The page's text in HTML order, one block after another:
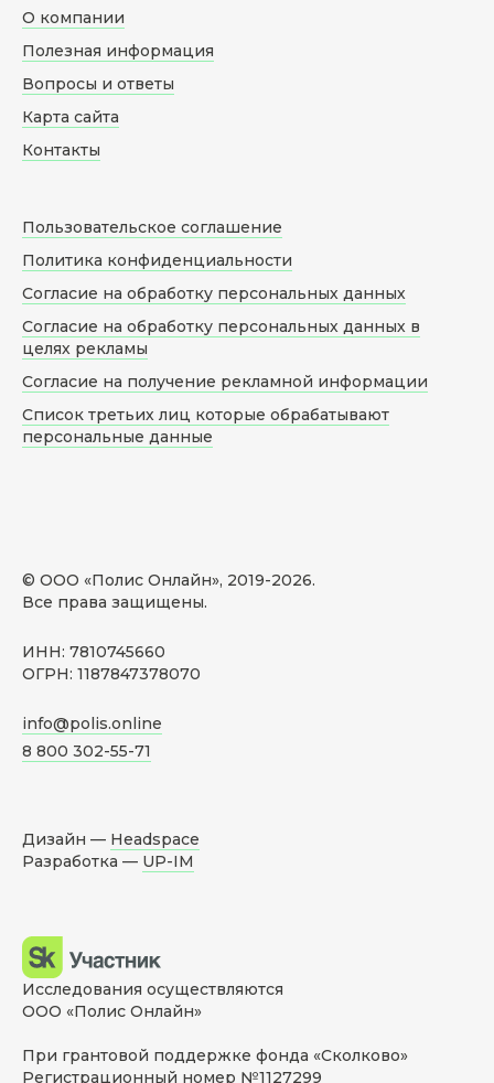
© ООО «Полис Онлайн», 2019-2026.
Все права защищены.
ИНН: 7810745660
ОГРН: 1187847378070
info@polis.online
8 800 302-55-71
О компании
Полезная информация
Вопросы и ответы
Карта сайта
Контакты
Пользовательское соглашение
Политика конфиденциальности
Согласие на обработку персональных данных
Согласие на обработку персональных данных в
целях рекламы
Согласие на получение рекламной информации
Список третьих лиц которые обрабатывают
персональные данные
Дизайн — Headspace
Разработка — UP-IM
Исследования осуществляются
ООО «Полис Онлайн»
При грантовой поддержке фонда «Сколково»
Регистрационный номер №1127299